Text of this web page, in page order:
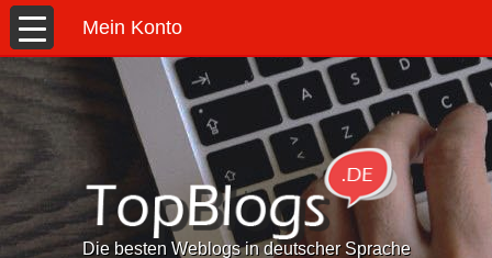
Mein Konto
Die besten Weblogs in deutscher Sprache